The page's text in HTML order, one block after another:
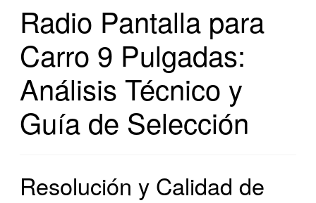
SATELITALES
Radio Pantalla para
Carro 9 Pulgadas:
Análisis Técnico y
Guía de Selección
Resolución y Calidad de